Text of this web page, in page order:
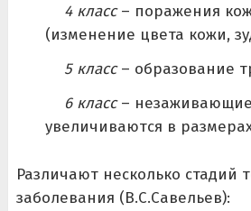
4 класс– поражения
(изменение цвета кожи,
5 класс– образование
6 класс–
увеличиваются в
Различают несколько стадий
заболевания (В.С.Савельев):